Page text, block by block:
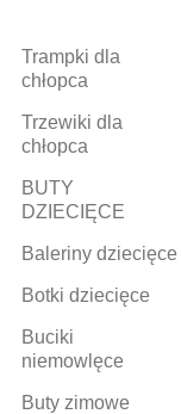
Trampki dla
chłopca
Trzewiki dla
chłopca
BUTY
DZIECIĘCE
Baleriny dziecięce
Botki dziecięce
Buciki
niemowlęce
Buty zimowe